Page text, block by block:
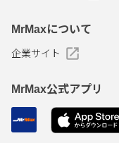
MrMaxについて
企業サイト
MrMax公式アプリ